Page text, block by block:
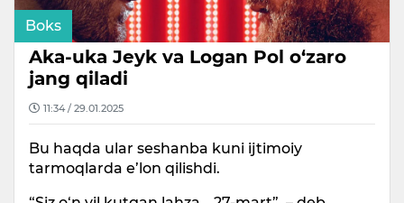
Boks
Aka-uka Jeyk va Logan Pol o‘zaro
jang qiladi
11:34 / 29.01.2025
Bu haqda ular seshanba kuni ijtimoiy
tarmoqlarda e’lon qilishdi.